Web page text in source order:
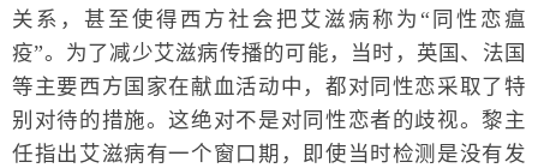
关系，甚至使得西方社会把艾滋病称为“同性恋瘟
疫”。为了减少艾滋病传播的可能，当时，英国、法国
等主要西方国家在献血活动中，都对同性恋采取了特
别对待的措施。这绝对不是对同性恋者的歧视。黎主
任指出艾滋病有一个窗口期，即使当时检测是没有发